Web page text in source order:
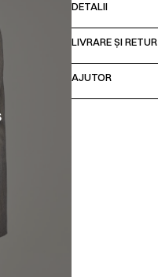
DETALII
LIVRARE ȘI RETUR
AJUTOR